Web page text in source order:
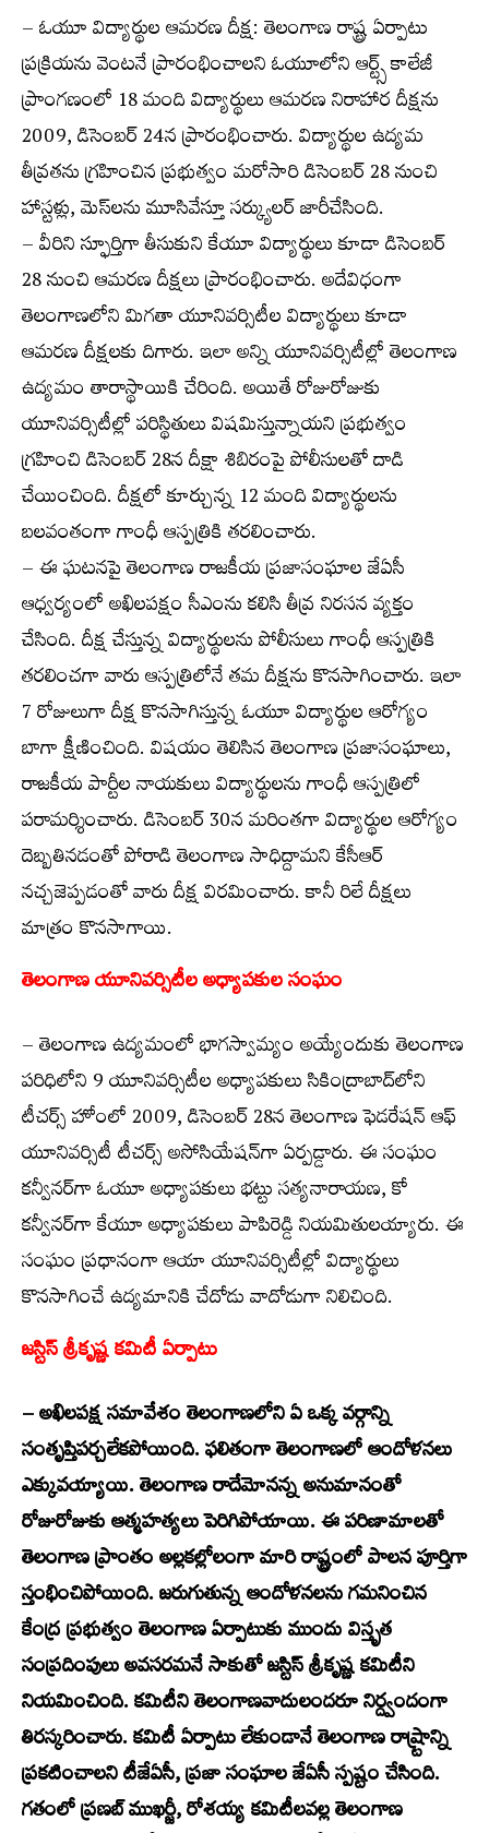
– ఓయూ విద్యార్థుల ఆమరణ దీక్ష: తెలంగాణ రాష్ట్ర ఏర్పాటు
ప్రక్రియను వెంటనే ప్రారంభించాలని ఓయూలోని ఆర్ట్స్ కాలేజీ
ప్రాంగణంలో 18 మంది విద్యార్థులు ఆమరణ నిరాహార దీక్షను
2009, డిసెంబర్ 24న ప్రారంభించారు. విద్యార్థుల ఉద్యమ
తీవ్రతను గ్రహించిన ప్రభుత్వం మరోసారి డిసెంబర్ 28 నుంచి
హాస్టళ్లు, మెస్‌లను మూసివేస్తూ సర్క్యులర్ జారీచేసింది.
– వీరిని స్ఫూర్తిగా తీసుకుని కేయూ విద్యార్థులు కూడా డిసెంబర్
28 నుంచి ఆమరణ దీక్షలు ప్రారంభించారు. అదేవిధంగా
తెలంగాణలోని మిగతా యూనివర్సిటీల విద్యార్థులు కూడా
ఆమరణ దీక్షలకు దిగారు. ఇలా అన్ని యూనివర్సిటీల్లో తెలంగాణ
ఉద్యమం తారాస్థాయికి చేరింది. అయితే రోజురోజుకు
యూనివర్సిటీల్లో పరిస్థితులు విషమిస్తున్నాయని ప్రభుత్వం
గ్రహించి డిసెంబర్ 28న దీక్షా శిబిరంపై పోలీసులతో దాడి
చేయించింది. దీక్షలో కూర్చున్న 12 మంది విద్యార్థులను
బలవంతంగా గాంధీ ఆస్పత్రికి తరలించారు.
– ఈ ఘటనపై తెలంగాణ రాజకీయ ప్రజాసంఘాల జేఏసీ
ఆధ్వర్యంలో అఖిలపక్షం సీఎంను కలిసి తీవ్ర నిరసన వ్యక్తం
చేసింది. దీక్ష చేస్తున్న విద్యార్థులను పోలీసులు గాంధీ ఆస్పత్రికి
తరలించగా వారు ఆస్పత్రిలోనే తమ దీక్షను కొనసాగించారు. ఇలా
7 రోజులుగా దీక్ష కొనసాగిస్తున్న ఓయూ విద్యార్థుల ఆరోగ్యం
బాగా క్షీణించింది. విషయం తెలిసిన తెలంగాణ ప్రజాసంఘాలు,
రాజకీయ పార్టీల నాయకులు విద్యార్థులను గాంధీ ఆస్పత్రిలో
పరామర్శించారు. డిసెంబర్ 30న మరింతగా విద్యార్థుల ఆరోగ్యం
దెబ్బతినడంతో పోరాడి తెలంగాణ సాధిద్దామని కేసీఆర్
నచ్చజెప్పడంతో వారు దీక్ష విరమించారు. కానీ రిలే దీక్షలు
మాత్రం కొనసాగాయి.
తెలంగాణ యూనివర్సిటీల అధ్యాపకుల సంఘం
– తెలంగాణ ఉద్యమంలో భాగస్వామ్యం అయ్యేందుకు తెలంగాణ
పరిధిలోని 9 యూనివర్సిటీల అధ్యాపకులు సికింద్రాబాద్‌లోని
టీచర్స్ హోంలో 2009, డిసెంబర్ 28న తెలంగాణ ఫెడరేషన్ ఆఫ్
యూనివర్సిటీ టీచర్స్ అసోసియేషన్‌గా ఏర్పడ్డారు. ఈ సంఘం
కన్వీనర్‌గా ఓయూ అధ్యాపకులు భట్టు సత్యనారాయణ, కో
కన్వీనర్‌గా కేయూ అధ్యాపకులు పాపిరెడ్డి నియమితులయ్యారు. ఈ
సంఘం ప్రధానంగా ఆయా యూనివర్సిటీల్లో విద్యార్థులు
కొనసాగించే ఉద్యమానికి చేదోడు వాదోడుగా నిలిచింది.
జస్టిస్ శ్రీకృష్ణ కమిటీ ఏర్పాటు
– అఖిలపక్ష సమావేశం తెలంగాణలోని ఏ ఒక్క వర్గాన్ని
సంతృప్తిపర్చలేకపోయింది. ఫలితంగా తెలంగాణలో ఆందోళనలు
ఎక్కువయ్యాయి. తెలంగాణ రాదేమోనన్న అనుమానంతో
రోజురోజుకు ఆత్మహత్యలు పెరిగిపోయాయి. ఈ పరిణామాలతో
తెలంగాణ ప్రాంతం అల్లకల్లోలంగా మారి రాష్ట్రంలో పాలన పూర్తిగా
స్తంభించిపోయింది. జరుగుతున్న ఆందోళనలను గమనించిన
కేంద్ర ప్రభుత్వం తెలంగాణ ఏర్పాటుకు ముందు విస్తృత
సంప్రదింపులు అవసరమనే సాకుతో జస్టిస్ శ్రీకృష్ణ కమిటీని
నియమించింది. కమిటీని తెలంగాణవాదులందరూ నిర్ద్వందంగా
తిరస్కరించారు. కమిటీ ఏర్పాటు లేకుండానే తెలంగాణ రాష్ర్టాన్ని
ప్రకటించాలని టీజేఏసీ, ప్రజా సంఘాల జేఏసీ స్పష్టం చేసింది.
గతంలో ప్రణబ్ ముఖర్జీ, రోశయ్య కమిటీలవల్ల తెలంగాణ